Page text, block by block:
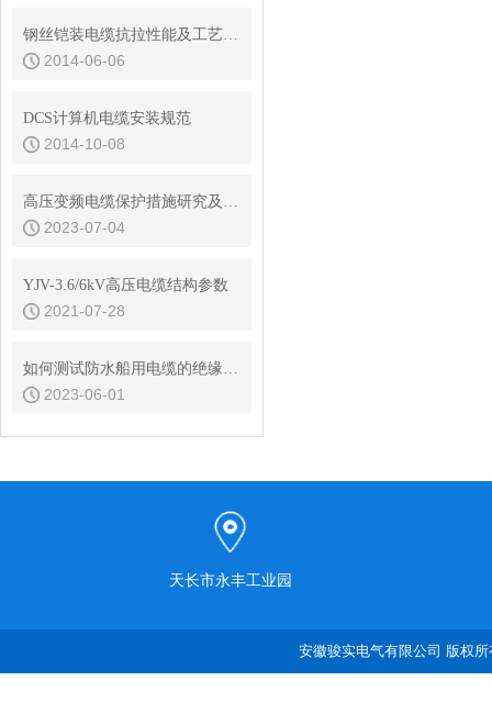
钢丝铠装电缆抗拉性能及工艺参数
2014-06-06
DCS计算机电缆安装规范
2014-10-08
高压变频电缆保护措施研究及损坏故障防范方法
2023-07-04
YJV-3.6/6kV高压电缆结构参数
2021-07-28
如何测试防水船用电缆的绝缘强度？
2023-06-01
天长市永丰工业园
安徽骏实电气有限公司 版权